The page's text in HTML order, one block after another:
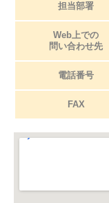
担当部署
Web上での
問い合わせ先
電話番号
FAX